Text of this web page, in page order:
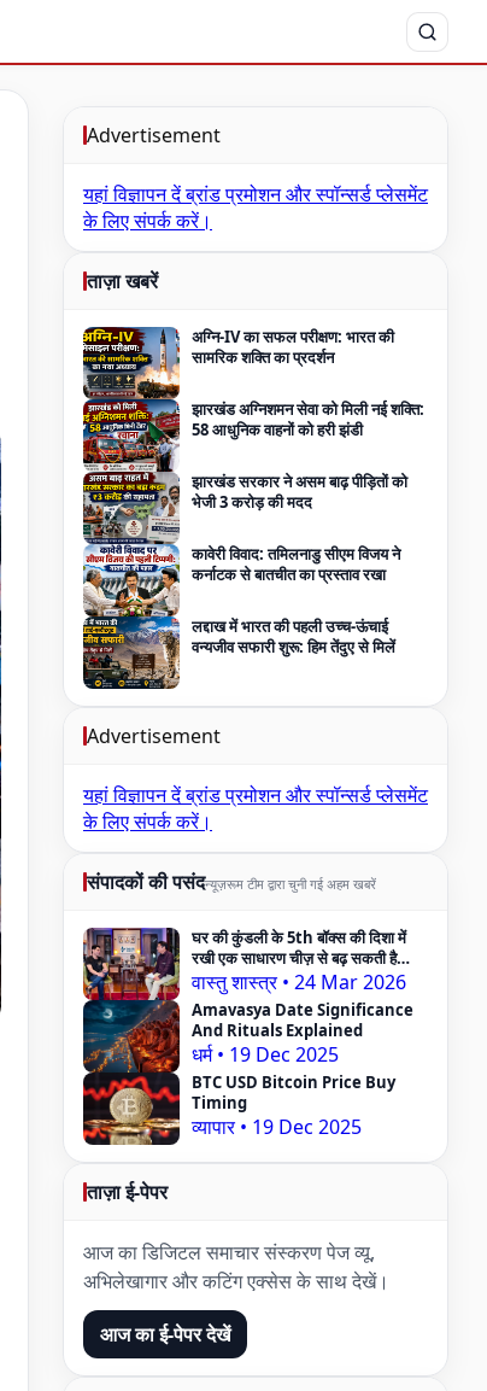
Advertisement
यहां विज्ञापन देंब्रांड प्रमोशन और स्पॉन्सर्ड प्लेसमेंट
के लिए संपर्क करें।
ताज़ा खबरें
अग्नि-IV का सफल परीक्षण: भारत की
सामरिक शक्ति का प्रदर्शन
झारखंड अग्निशमन सेवा को मिली नई शक्ति:
58 आधुनिक वाहनों को हरी झंडी
झारखंड सरकार ने असम बाढ़ पीड़ितों को
भेजी 3 करोड़ की मदद
कावेरी विवाद: तमिलनाडु सीएम विजय ने
कर्नाटक से बातचीत का प्रस्ताव रखा
लद्दाख में भारत की पहली उच्च-ऊंचाई
वन्यजीव सफारी शुरू: हिम तेंदुए से मिलें
Advertisement
यहां विज्ञापन देंब्रांड प्रमोशन और स्पॉन्सर्ड प्लेसमेंट
के लिए संपर्क करें।
संपादकों की पसंदन्यूज़रूम टीम द्वारा चुनी गई अहम खबरें
घर की कुंडली के 5th बॉक्स की दिशा में
रखी एक साधारण चीज़ से बढ़ सकती है
Pregnancy Problem — Vastu
Expert का दावा
वास्तु शास्त्र • 24 Mar 2026
Amavasya Date Significance
And Rituals Explained
धर्म • 19 Dec 2025
BTC USD Bitcoin Price Buy
Timing
व्यापार • 19 Dec 2025
ताज़ा ई-पेपर
आज का डिजिटल समाचार संस्करण पेज व्यू,
अभिलेखागार और कटिंग एक्सेस के साथ देखें।
आज का ई-पेपर देखें